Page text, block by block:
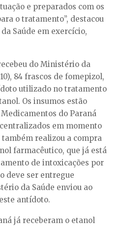
e preparados com os
o tratamento”, destacou
Saúde em exercício,
do Ministério da
84 frascos de fomepizol,
utilizado no tratamento
Os insumos estão
do Paraná
em momento
realizou a compra
farmacêutico, que já está
de intoxicações por
deve ser entregue
da Saúde enviou ao
antídoto.
já receberam o etanol